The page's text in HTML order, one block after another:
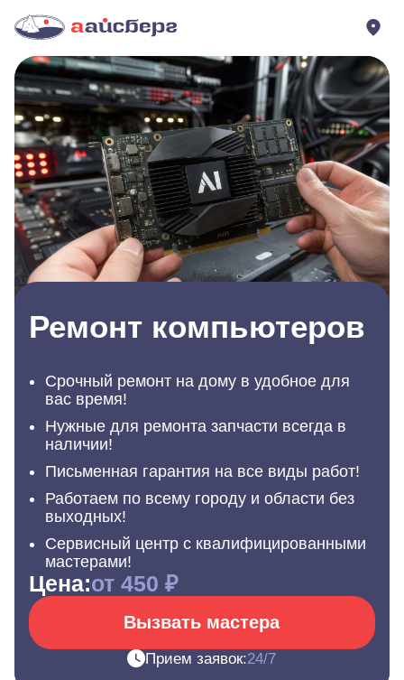
Ремонт компьютеров
Срочный ремонт на дому в удобное для
вас время!
Нужные для ремонта запчасти всегда в
наличии!
Письменная гарантия на все виды работ!
Работаем по всему городу и области без
выходных!
Сервисный центр с квалифицированными
мастерами!
Цена:от 450 ₽
Вызвать мастера
Прием заявок:24/7